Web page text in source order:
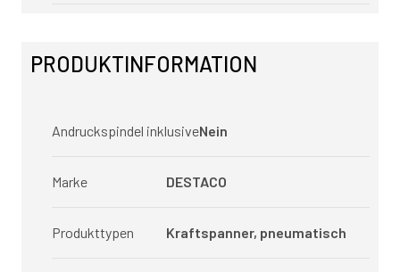
PRODUKTINFORMATION
Andruckspindel inklusiveNein
Marke DESTACO
Produkttypen Kraftspanner, pneumatisch